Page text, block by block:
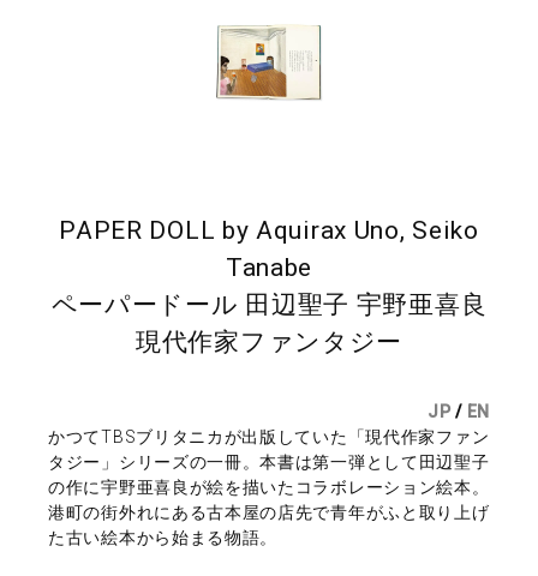
PAPER DOLL by Aquirax Uno, Seiko
Tanabe
ペーパードール 田辺聖子 宇野亜喜良
現代作家ファンタジー
JP / EN
かつてTBSブリタニカが出版していた「現代作家ファン
タジー」シリーズの一冊。本書は第一弾として田辺聖子
の作に宇野亜喜良が絵を描いたコラボレーション絵本。
港町の街外れにある古本屋の店先で青年がふと取り上げ
た古い絵本から始まる物語。